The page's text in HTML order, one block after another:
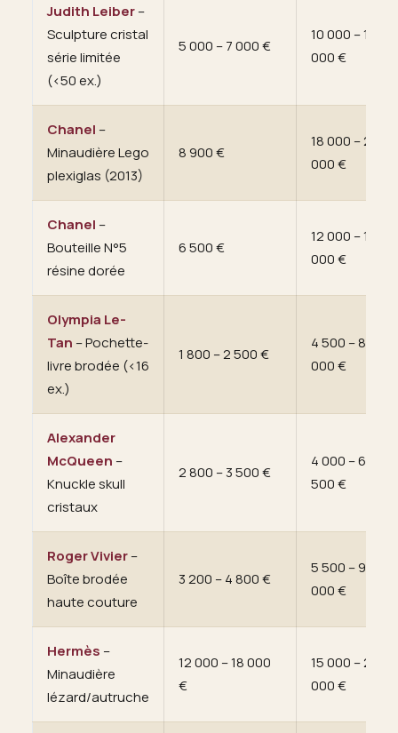
Judith Leiber–
Sculpture cristal
série limitée
(<50 ex.)
5 000 – 7 000 €
10 000 – 18
000 €
Chanel –
Minaudière Lego
plexiglas (2013)
8 900 €
18 000 – 25
000 €
Chanel –
Bouteille N°5
résine dorée
6 500 €
12 000 – 16
000 €
Olympia Le-
Tan – Pochette-
livre brodée (<16
ex.)
1 800 – 2 500 €
4 500 – 8
000 €
Alexander
McQueen –
Knuckle skull
cristaux
2 800 – 3 500 €
4 000 – 6
500 €
Roger Vivier–
Boîte brodée
haute couture
3 200 – 4 800 €
5 500 – 9
000 €
Hermès –
Minaudière
lézard/autruche
12 000 – 18 000
€
15 000 – 28
000 €